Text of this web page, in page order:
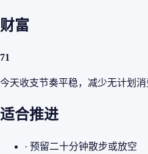
财富
71
今天收支节奏平稳，减少无计划消
适合推进
· 预留二十分钟散步或放空